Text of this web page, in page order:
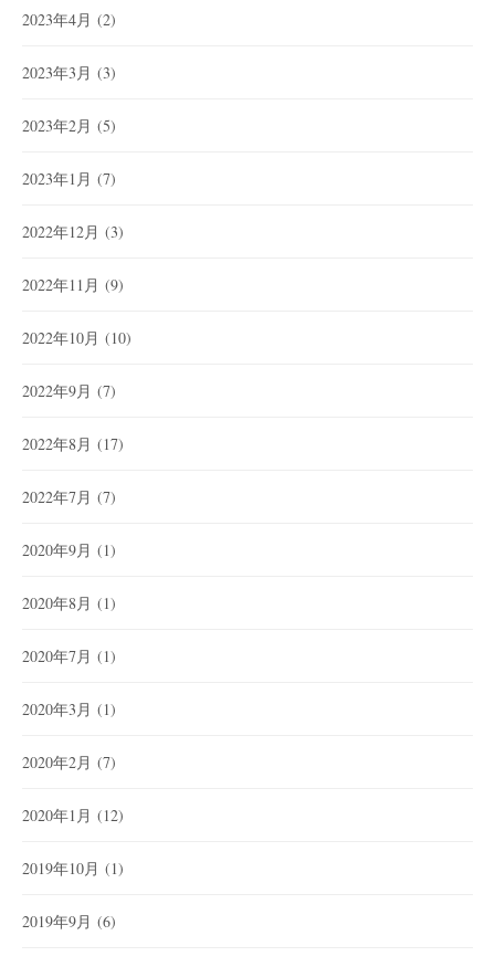
2023年4月 (2)
2023年3月 (3)
2023年2月 (5)
2023年1月 (7)
2022年12月 (3)
2022年11月 (9)
2022年10月 (10)
2022年9月 (7)
2022年8月 (17)
2022年7月 (7)
2020年9月 (1)
2020年8月 (1)
2020年7月 (1)
2020年3月 (1)
2020年2月 (7)
2020年1月 (12)
2019年10月 (1)
2019年9月 (6)